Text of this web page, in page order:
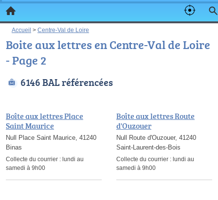
Accueil > Centre-Val de Loire
Boite aux lettres en Centre-Val de Loire
- Page 2
6146 BAL référencées
Boîte aux lettres Place
Saint Maurice
Null Place Saint Maurice, 41240
Binas
Collecte du courrier : lundi au
samedi à 9h00
Boîte aux lettres Route
d'Ouzouer
Null Route d'Ouzouer, 41240
Saint-Laurent-des-Bois
Collecte du courrier : lundi au
samedi à 9h00